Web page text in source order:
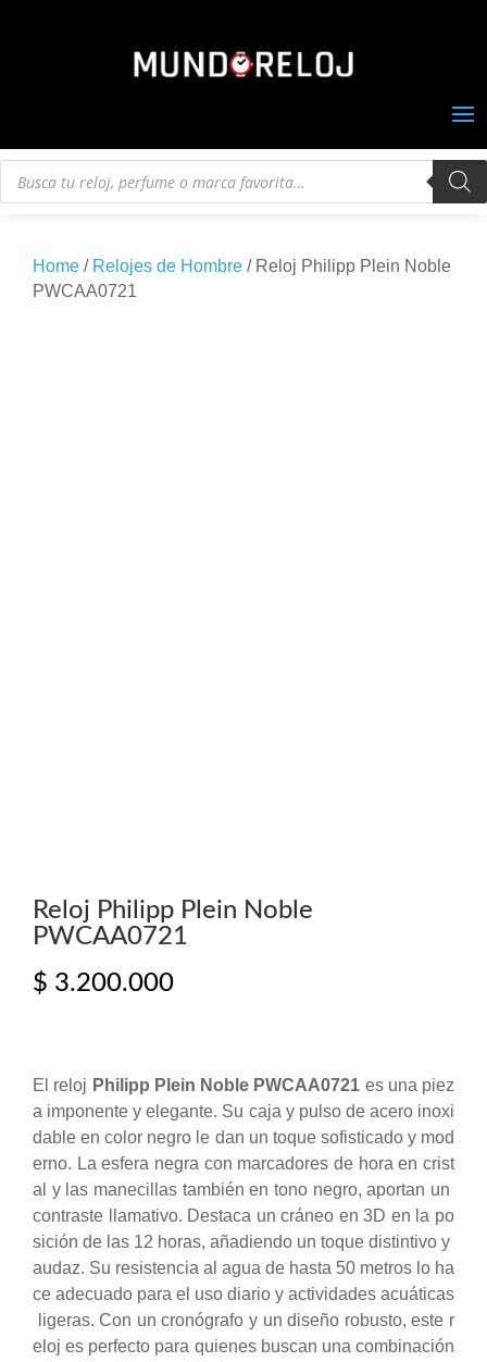
Búsqueda
Home / Relojes de Hombre / Reloj Philipp Plein Noble
PWCAA0721
Reloj Philipp Plein Noble
PWCAA0721
$ 3.200.000
El reloj Philipp Plein Noble PWCAA0721 es una piez
a imponente y elegante. Su caja y pulso de acero inoxi
dable en color negro le dan un toque sofisticado y mod
erno. La esfera negra con marcadores de hora en crist
al y las manecillas también en tono negro, aportan un
contraste llamativo. Destaca un cráneo en 3D en la po
sición de las 12 horas, añadiendo un toque distintivo y
audaz. Su resistencia al agua de hasta 50 metros lo ha
ce adecuado para el uso diario y actividades acuáticas
ligeras. Con un cronógrafo y un diseño robusto, este r
eloj es perfecto para quienes buscan una combinación